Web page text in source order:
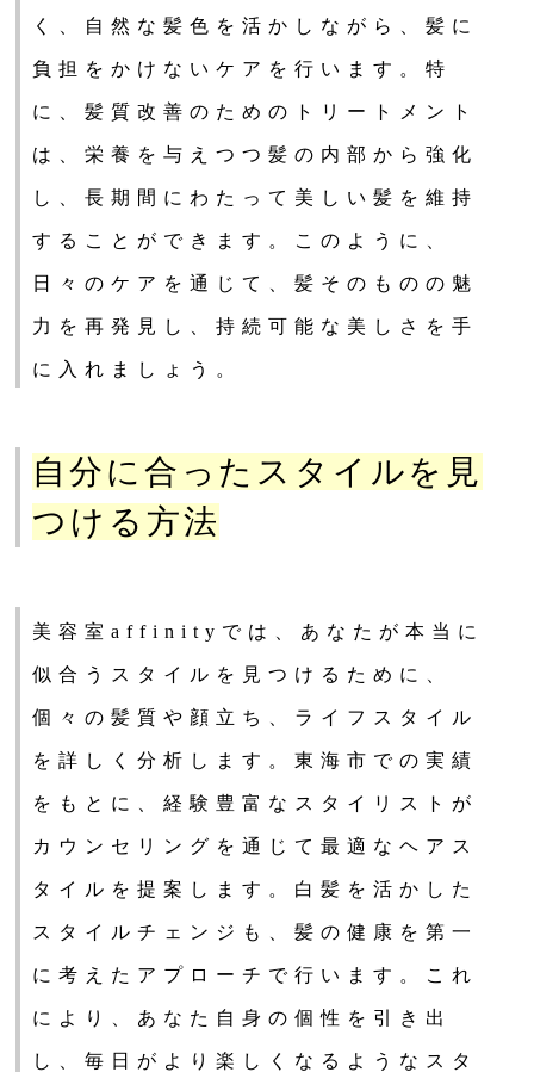
く、自然な髪色を活かしながら、髪に
負担をかけないケアを行います。特
に、髪質改善のためのトリートメント
は、栄養を与えつつ髪の内部から強化
し、長期間にわたって美しい髪を維持
することができます。このように、
日々のケアを通じて、髪そのものの魅
力を再発見し、持続可能な美しさを手
に入れましょう。
自分に合ったスタイルを見
つける方法
美容室affinityでは、あなたが本当に
似合うスタイルを見つけるために、
個々の髪質や顔立ち、ライフスタイル
を詳しく分析します。東海市での実績
をもとに、経験豊富なスタイリストが
カウンセリングを通じて最適なヘアス
タイルを提案します。白髪を活かした
スタイルチェンジも、髪の健康を第一
に考えたアプローチで行います。これ
により、あなた自身の個性を引き出
し、毎日がより楽しくなるようなスタ